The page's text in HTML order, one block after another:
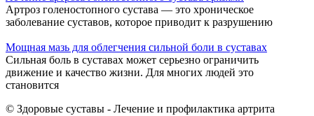
Артроз голеностопного сустава — это хроническое
заболевание суставов, которое приводит к разрушению
Мощная мазь для облегчения сильной боли в суставах
Сильная боль в суставах может серьезно ограничить
движение и качество жизни. Для многих людей это
становится
© Здоровые суставы - Лечение и профилактика артрита